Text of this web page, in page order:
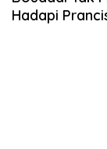
Hadapi